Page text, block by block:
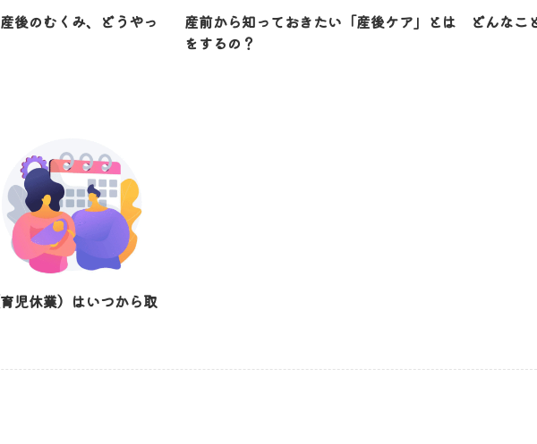
後のむくみ、どうやっ
産前から知っておきたい「産後ケア」とは どんなこ
をするの？
児休業）はいつから取